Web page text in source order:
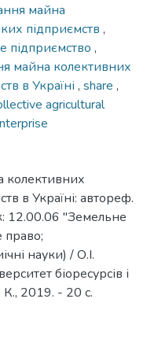
майна
підприємств ,
підприємство ,
майна колективних
в Україні , share ,
agricultural
колективних
в Україні: автореф.
12.00.06 "Земельне
право;
науки) / О.І.
біоресурсів і
2019. - 20 с.